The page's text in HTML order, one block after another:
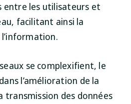
entre les utilisateurs et
facilitant ainsi la
se complexifient, le
l’amélioration de la
transmission des données